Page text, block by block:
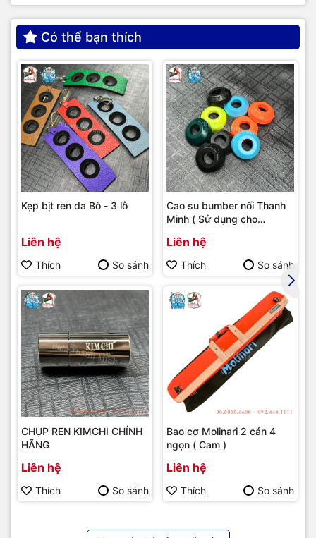
Có thể bạn thích
Kẹp bịt ren da Bò - 3 lỗ
Liên hệ
Thích So sánh
Cao su bumber nối Thanh
Minh ( Sử dụng cho
Liên hệ
Thích So sánh
CHỤP REN KIMCHI CHÍNH
HÃNG
Liên hệ
Thích So sánh
Bao cơ Molinari 2 cán 4
ngọn ( Cam )
Liên hệ
Thích So sánh